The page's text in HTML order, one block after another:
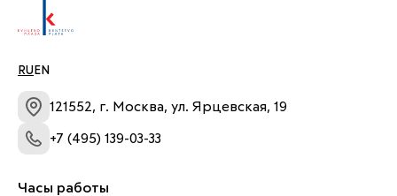
RU EN
121552, г. Москва, ул. Ярцевская, 19
+7 (495) 139-03-33
Часы работы